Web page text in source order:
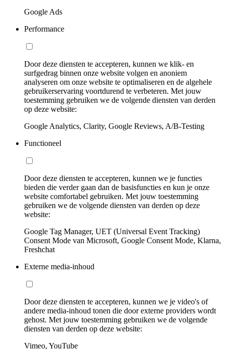
Google Ads
Performance
Door deze diensten te accepteren, kunnen we klik- en
surfgedrag binnen onze website volgen en anoniem
analyseren om onze website te optimaliseren en de algehele
gebruikerservaring voortdurend te verbeteren. Met jouw
toestemming gebruiken we de volgende diensten van derden
op deze website:
Google Analytics, Clarity, Google Reviews, A/B-Testing
Functioneel
Door deze diensten te accepteren, kunnen we je functies
bieden die verder gaan dan de basisfuncties en kun je onze
website comfortabel gebruiken. Met jouw toestemming
gebruiken we de volgende diensten van derden op deze
website:
Google Tag Manager, UET (Universal Event Tracking)
Consent Mode van Microsoft, Google Consent Mode, Klarna,
Freshchat
Externe media-inhoud
Door deze diensten te accepteren, kunnen we je video's of
andere media-inhoud tonen die door externe providers wordt
gehost. Met jouw toestemming gebruiken we de volgende
diensten van derden op deze website:
Vimeo, YouTube